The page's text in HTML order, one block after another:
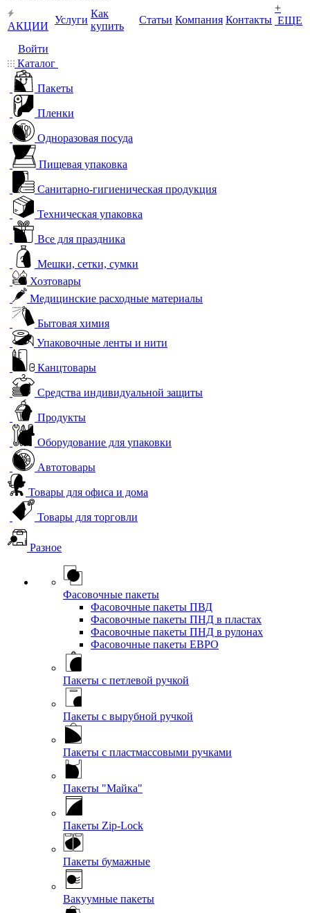
АКЦИИ
Услуги
Как
купить
Статьи Компания Контакты
+
ЕЩЕ
Войти
Каталог
Пакеты
Пленки
Одноразовая посуда
Пищевая упаковка
Санитарно-гигиеническая продукция
Техническая упаковка
Все для праздника
Мешки, сетки, сумки
Хозтовары
Медицинские расходные материалы
Бытовая химия
Упаковочные ленты и нити
Канцтовары
Средства индивидуальной защиты
Продукты
Оборудование для упаковки
Автотовары
Товары для офиса и дома
Товары для торговли
Разное
Фасовочные пакеты
Фасовочные пакеты ПВД
Фасовочные пакеты ПНД в пластах
Фасовочные пакеты ПНД в рулонах
Фасовочные пакеты ЕВРО
Пакеты с петлевой ручкой
Пакеты с вырубной ручкой
Пакеты с пластмассовыми ручками
Пакеты "Майка"
Пакеты Zip-Lock
Пакеты бумажные
Вакуумные пакеты